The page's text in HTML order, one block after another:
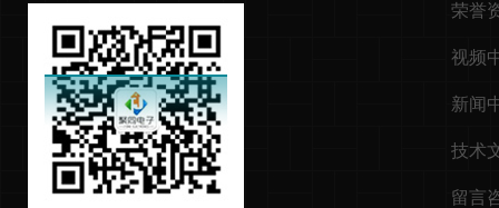
荣誉
视频
新闻
技术
留言